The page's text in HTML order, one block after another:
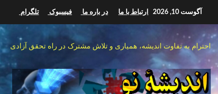
content
آگوست 10, 2026 ارتباط با ما در باره ما فیسبوک تلگرام
احترام به تفاوت اندیشه، همیاری و تلاش مشترک در راه تحقق آزادی